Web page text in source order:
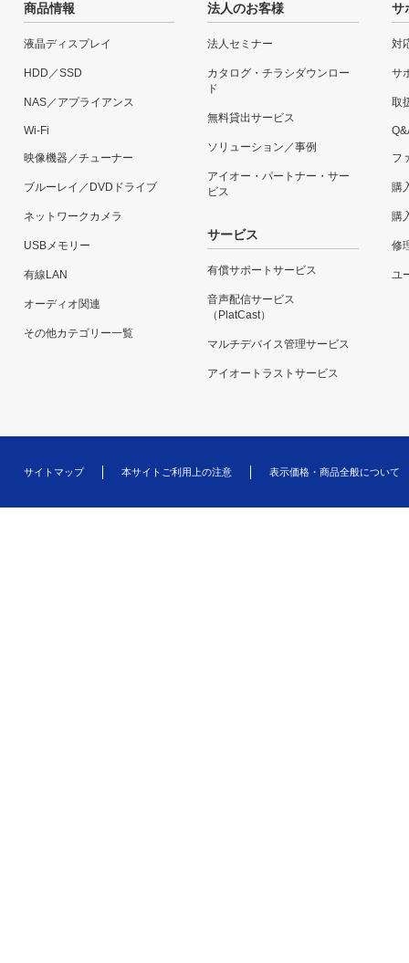
商品情報
液晶ディスプレイ
HDD／SSD
NAS／アプライアンス
Wi-Fi
映像機器／チューナー
ブルーレイ／DVDドライブ
ネットワークカメラ
USBメモリー
有線LAN
オーディオ関連
その他カテゴリー一覧
法人のお客様
法人セミナー
カタログ・チラシダウンロー
ド
無料貸出サービス
ソリューション／事例
アイオー・パートナー・サー
ビス
サービス
有償サポートサービス
音声配信サービス
（PlatCast）
マルチデバイス管理サービス
アイオートラストサービス
サ
対
サ
取
フ
購
購
修
ユ
サイトマップ 本サイトご利用上の注意 表示価格・商品全般について